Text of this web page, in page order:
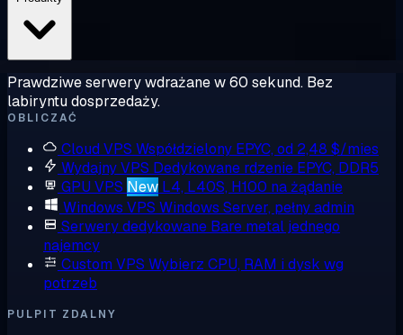
Prawdziwe serwery wdrażane w 60 sekund. Bez
labiryntu dosprzedaży.
OBLICZAĆ
Cloud VPS Współdzielony EPYC, od 2,48 $/mies
Wydajny VPS Dedykowane rdzenie EPYC, DDR5
GPU VPS New L4, L40S, H100 na żądanie
Windows VPS Windows Server, pełny admin
Serwery dedykowane Bare metal jednego
najemcy
Custom VPS Wybierz CPU, RAM i dysk wg
potrzeb
PULPIT ZDALNY